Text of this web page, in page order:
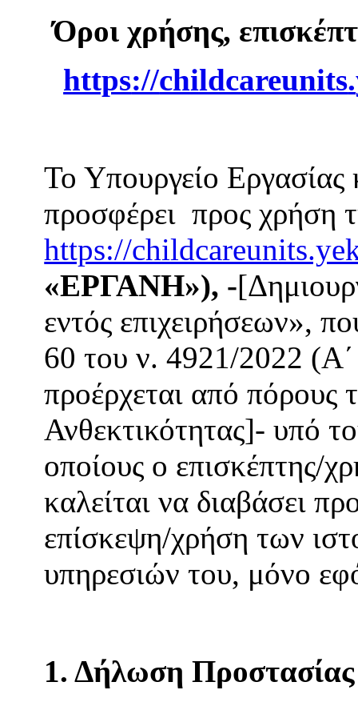
Όροι χρήσης,
https://childcareunits.
Το Υπουργείο
προσφέρει προς χρήση
https://
«ΕΡΓΑΝΗ»), -
εντός επιχειρήσεων»,
60 του ν. 4921/2022
προέρχεται από πόρους
Ανθεκτικότητας]- υπό
οποίους ο επισκέπτης/
καλείται να διαβάσει
επίσκεψη/χρήση των
υπηρεσιών του, μόνο
1. Δήλωση